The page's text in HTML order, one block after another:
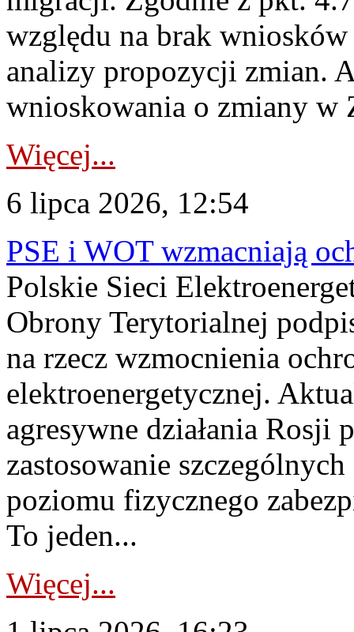
względu na brak
analizy propozycji zmian.
wnioskowania o zmiany w
Więcej...
6 lipca 2026, 12:54
PSE i WOT wzmacniają
Polskie Sieci
Obrony Terytorialnej
na rzecz wzmocnienia
elektroenergetycznej.
agresywne działania Rosji
zastosowanie
poziomu fizycznego
To jeden...
Więcej...